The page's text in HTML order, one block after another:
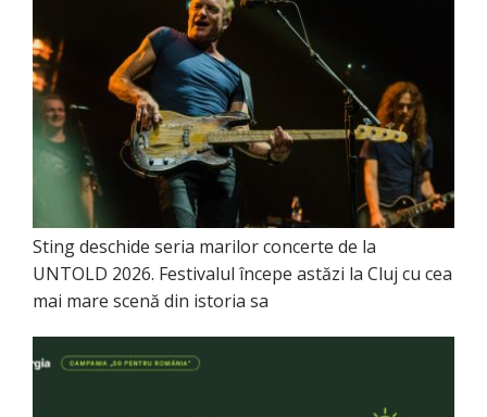
Sting deschide seria marilor concerte de la
UNTOLD 2026. Festivalul începe astăzi la Cluj cu cea
mai mare scenă din istoria sa